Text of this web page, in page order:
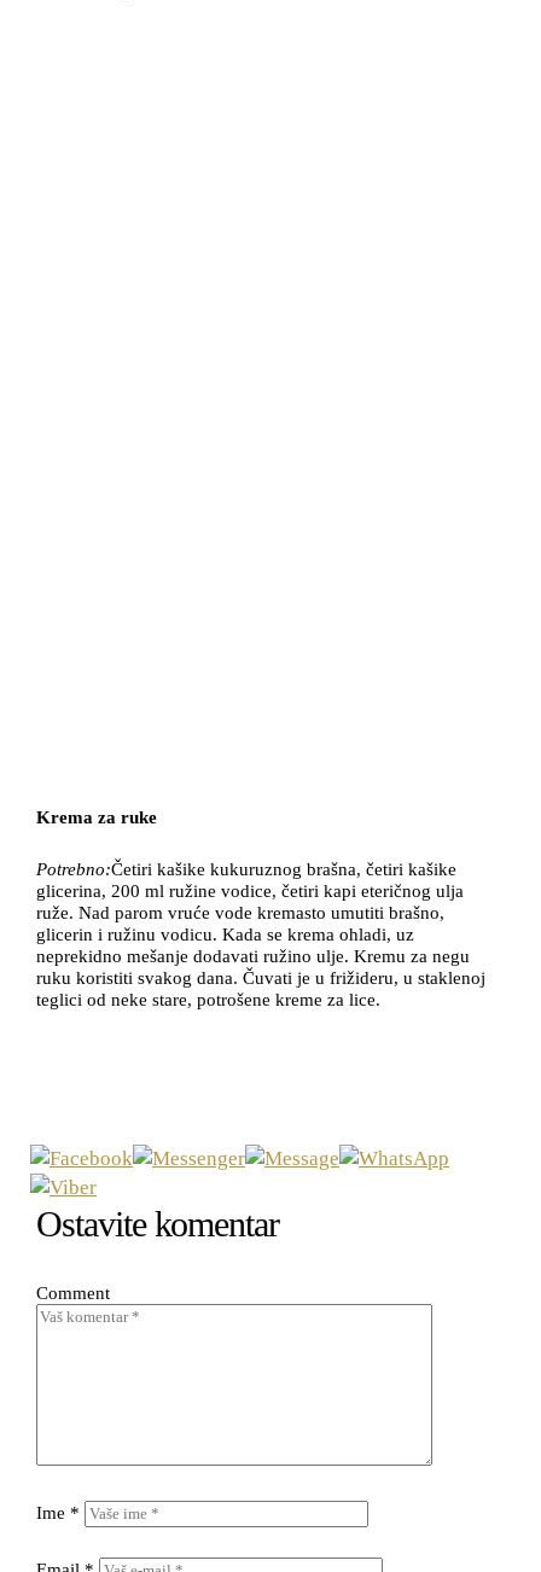
Krema za ruke
Potrebno:Četiri kašike kukuruznog brašna, četiri kašike
glicerina, 200 ml ružine vodice, četiri kapi eteričnog ulja
ruže. Nad parom vruće vode kremasto umutiti brašno,
glicerin i ružinu vodicu. Kada se krema ohladi, uz
neprekidno mešanje dodavati ružino ulje. Kremu za negu
ruku koristiti svakog dana. Čuvati je u frižideru, u staklenoj
teglici od neke stare, potrošene kreme za lice.
Ostavite komentar
Comment
Ime *